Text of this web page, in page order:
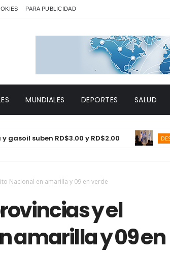
PARA PUBLICIDAD
MUNDIALES DEPORTES SALUD
RD$3.00 y RD$2.00 DESTACADAS
Nacional en amarilla y 09 en verde
y el
amarilla y 09 en